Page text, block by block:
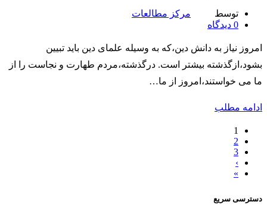
توسط
مرکز مطالعات
0 دیدگاه
امروز نیاز به دانش دین،که به وسیله علمای دین باید تبیین
بشود،ازگذشته بیشتر است. درگذشته،مردم طهارت و نجاست را از
ما می خواستند،امروز از ما…
ادامه مطلب
1
2
3
›
»
دسترسی سریع